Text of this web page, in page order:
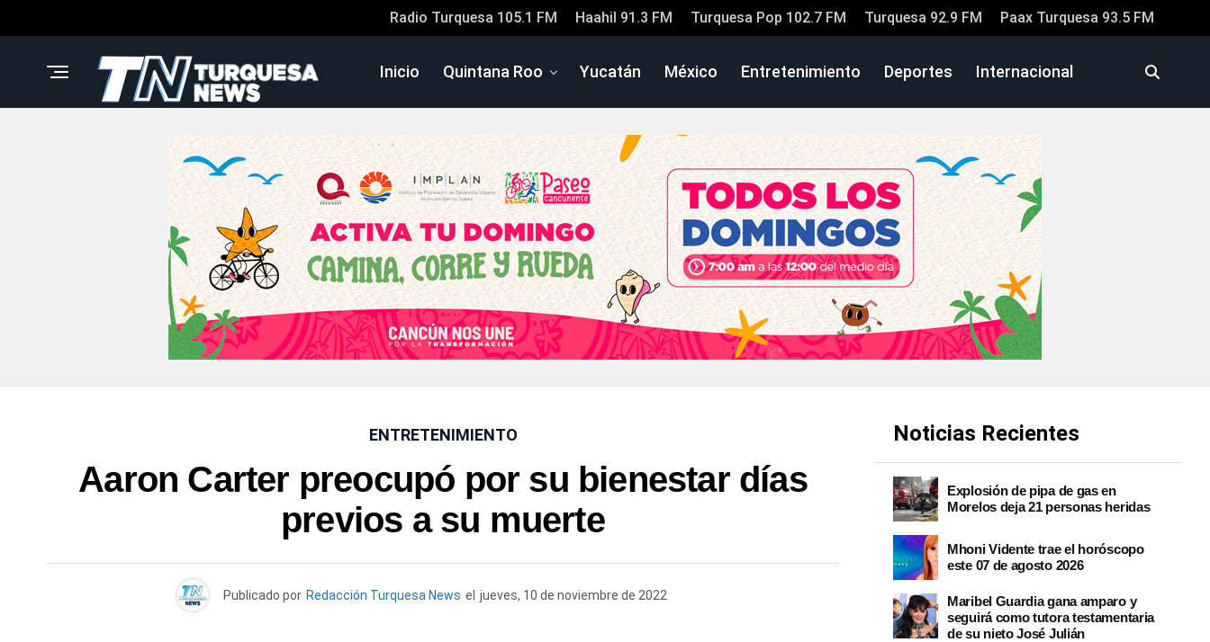
Radio Turquesa 105.1 FM Haahil 91.3 FM Turquesa Pop 102.7 FM Turquesa 92.9 FM Paax Turquesa 93.5 FM
Inicio Quintana Roo Yucatán México Entretenimiento Deportes Internacional
ENTRETENIMIENTO
Aaron Carter preocupó por su bienestar días
previos a su muerte
Publicado por Redacción Turquesa News el jueves, 10 de noviembre de 2022
Noticias Recientes
Explosión de pipa de gas en
Morelos deja 21 personas heridas
Mhoni Vidente trae el horóscopo
este 07 de agosto 2026
Maribel Guardia gana amparo y
seguirá como tutora testamentaria
de su nieto José Julián